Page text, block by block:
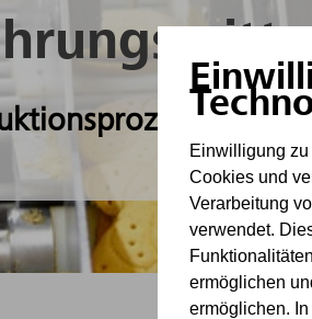
Einwilligung
Cookies und
Verarbeitung
verwendet.
ermöglichen
ermöglichen.